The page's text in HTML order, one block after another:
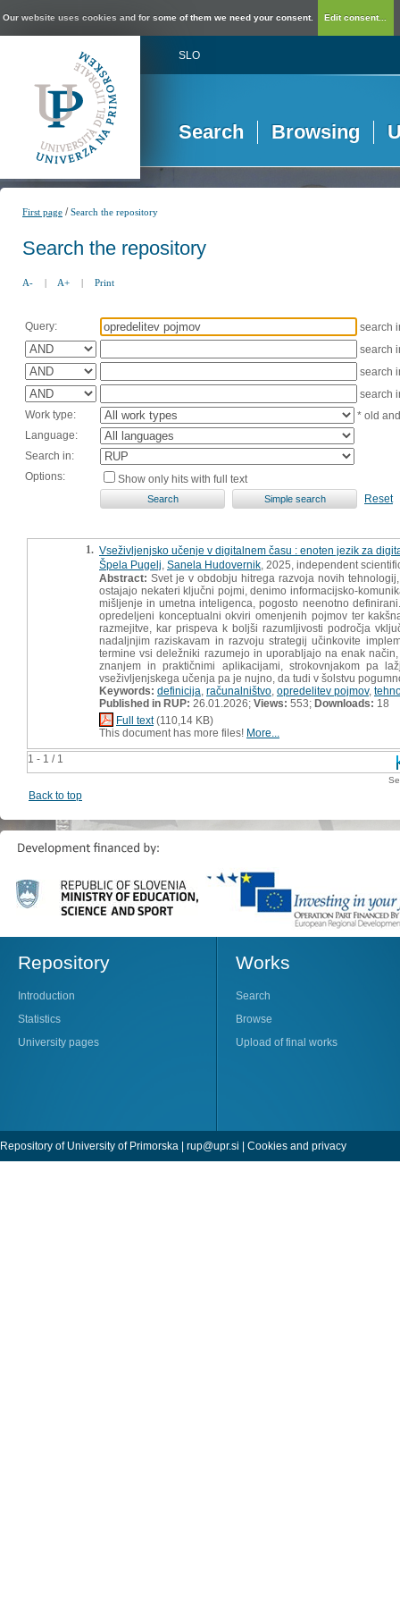
Our website uses cookies and for some of them we need your consent. Edit consent...
SLO
Search Browsing
First page /Search the repository
Search the repository
A- | A+ | Print
Query:
search
search
search
search
Work type:
* old
Language:
Search in:
Options:
Show only hits with full text
Reset
1 - 1 / 1
1. Vseživljenjsko učenje v digitalnem času : enoten jezik za
Špela Pugelj Sanela Hudovernik , 2025, independent
Abstract: Svet je v obdobju hitrega razvoja novih
ostajajo nekateri ključni pojmi, denimo informacijsko-
mišljenje in umetna inteligenca, pogosto neenotno
opredeljeni konceptualni okviri omenjenih pojmov ter
razmejitve, kar prispeva k boljši razumljivosti področja
nadaljnjim raziskavam in razvoju strategij učinkovite
termine vsi deležniki razumejo in uporabljajo na enak
znanjem in praktičnimi aplikacijami, strokovnjakom pa
vseživljenjskega učenja pa je nujno, da tudi v šolstvu
Keywords: definicija računalništvo opredelitev pojmov,
Published in RUP: 26.01.2026; Views: 553; Downloads: 18
Full text(110,14 KB)
This document has more files! More...
Back to top
Repository
Introduction
Statistics
University pages
Works
Search
Browse
Upload of final works
Repository of University of Primorska | rup@upr.si | Cookies and privacy